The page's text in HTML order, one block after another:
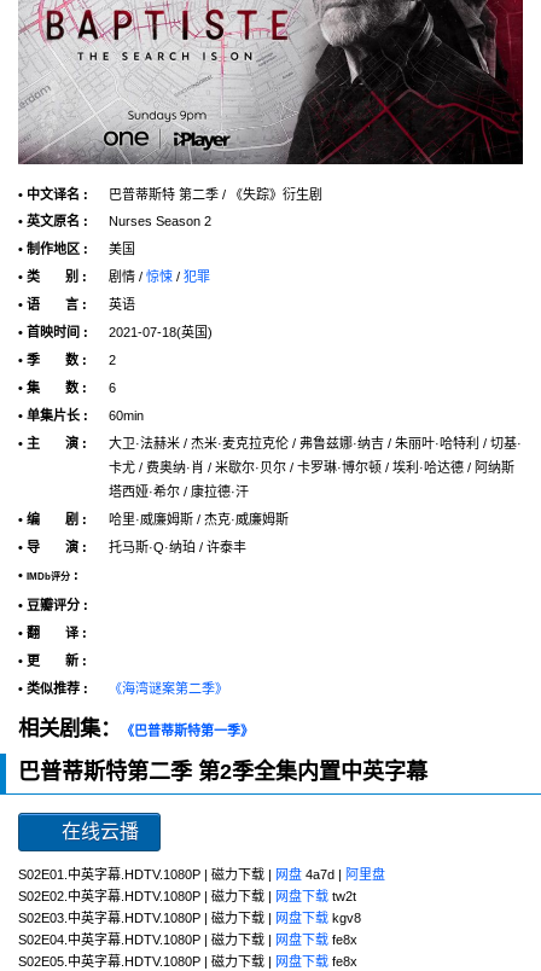
• 中文译名 :
巴普蒂斯特 第二季 / 《失踪》衍生剧
• 英文原名 :
Nurses Season 2
• 制作地区 :
美国
• 类 别 :
剧情 / 惊悚 / 犯罪
• 语 言 :
英语
• 首映时间 :
2021-07-18(英国)
• 季 数 :
2
• 集 数 :
6
• 单集片长 :
60min
• 主 演 :
大卫·法赫米 / 杰米·麦克拉克伦 / 弗鲁兹娜·纳吉 / 朱丽叶·哈特利 / 切基·
卡尤 / 费奥纳·肖 / 米歇尔·贝尔 / 卡罗琳·博尔顿 / 埃利·哈达德 / 阿纳斯
塔西娅·希尔 / 康拉德·汗
• 编 剧 :
哈里·威廉姆斯 / 杰克·威廉姆斯
• 导 演 :
托马斯·Q·纳珀 / 许泰丰
•
IMDb评分 :
• 豆瓣评分 :
• 翻 译 :
• 更 新 :
• 类似推荐 :
《海湾谜案第二季》
相关剧集： 《巴普蒂斯特第一季》
巴普蒂斯特第二季 第2季全集内置中英字幕
在线云播
S02E01.中英字幕.HDTV.1080P | 磁力下载 | 网盘 4a7d | 阿里盘
S02E02.中英字幕.HDTV.1080P | 磁力下载 | 网盘下载 tw2t
S02E03.中英字幕.HDTV.1080P | 磁力下载 | 网盘下载 kgv8
S02E04.中英字幕.HDTV.1080P | 磁力下载 | 网盘下载 fe8x
S02E05.中英字幕.HDTV.1080P | 磁力下载 | 网盘下载 fe8x